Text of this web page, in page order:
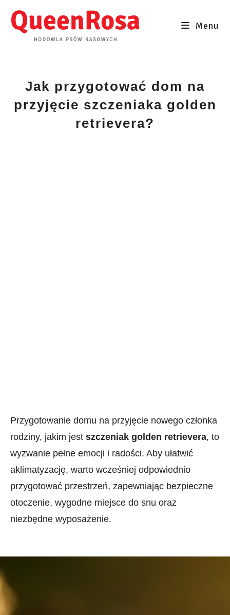
content
Menu
Jak przygotować dom na
przyjęcie szczeniaka golden
retrievera?
Przygotowanie domu na przyjęcie nowego członka
rodziny, jakim jest szczeniak golden retrievera, to
wyzwanie pełne emocji i radości. Aby ułatwić
aklimatyzację, warto wcześniej odpowiednio
przygotować przestrzeń, zapewniając bezpieczne
otoczenie, wygodne miejsce do snu oraz
niezbędne wyposażenie.